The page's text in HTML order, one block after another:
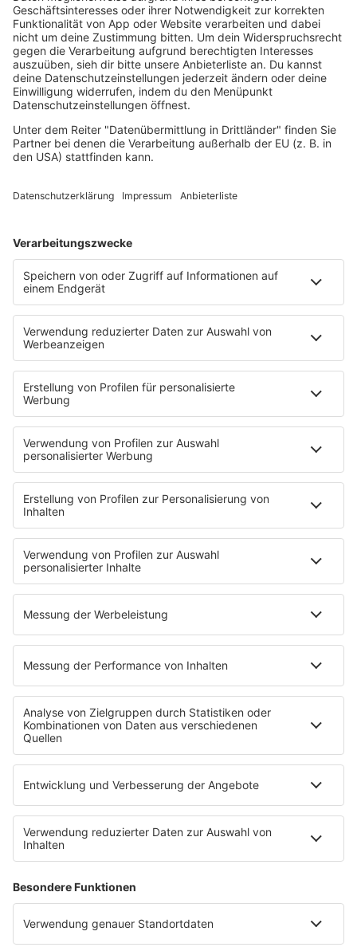
Lovesongs
Mayday
Rave
Reggae
RnB Ballads
Rock
Soul & RnB
Techno
Trance
Podcast
Pop Crimes
The Story / Loveparade
90er Kids mit Oli.P
YouTube
90s90s DE:CODED
Musik
News
HITstory
Was macht eigentlich?
Listing
Back to the 90s
Mitmachen
Aktionen & Events
90s90s Countdown
Empfang
90s90s App
Sonos
Service
FAQs
Kontakt
Datenschutz
Datenschutz Facebook & Instagram-Fanpage
Datenschutzeinstellungen
Allgemeine Teilnahmebedingungen